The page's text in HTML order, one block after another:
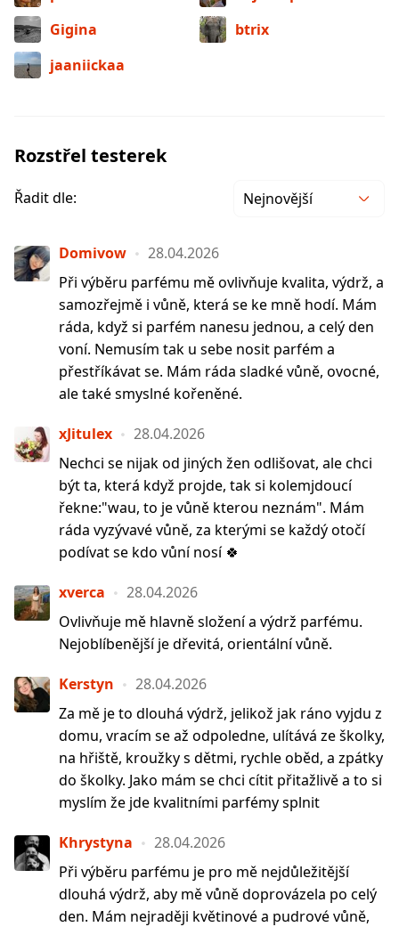
Gigina
btrix
jaaniickaa
Rozstřel testerek
Řadit dle: Nejnovější
Domivow
28.04.2026
Při výběru parfému mě ovlivňuje kvalita, výdrž, a
samozřejmě i vůně, která se ke mně hodí. Mám
ráda, když si parfém nanesu jednou, a celý den
voní. Nemusím tak u sebe nosit parfém a
přestříkávat se. Mám ráda sladké vůně, ovocné,
ale také smyslné kořeněné.
xJitulex
28.04.2026
Nechci se nijak od jiných žen odlišovat, ale chci
být ta, která když projde, tak si kolemjdoucí
řekne:"wau, to je vůně kterou neznám". Mám
ráda vyzývavé vůně, za kterými se každý otočí
podívat se kdo vůní nosí 🍀
xverca
28.04.2026
Ovlivňuje mě hlavně složení a výdrž parfému.
Nejoblíbenější je dřevitá, orientální vůně.
Kerstyn
28.04.2026
Za mě je to dlouhá výdrž, jelikož jak ráno vyjdu z
domu, vracím se až odpoledne, ulítává ze školky,
na hřiště, kroužky s dětmi, rychle oběd, a zpátky
do školky. Jako mám se chci cítit přitažlivě a to si
myslím že jde kvalitními parfémy splnit
Khrystyna
28.04.2026
Při výběru parfému je pro mě nejdůležitější
dlouhá výdrž, aby mě vůně doprovázela po celý
den. Mám nejraději květinové a pudrové vůně,